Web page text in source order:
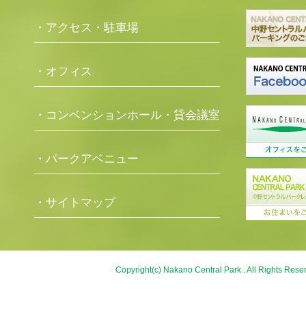
・アクセス・駐車場
・オフィス
・コンベンションホール・貸会議室
・パークアベニュー
・サイトマップ
Copyright(c) Nakano Central Park . All Rights